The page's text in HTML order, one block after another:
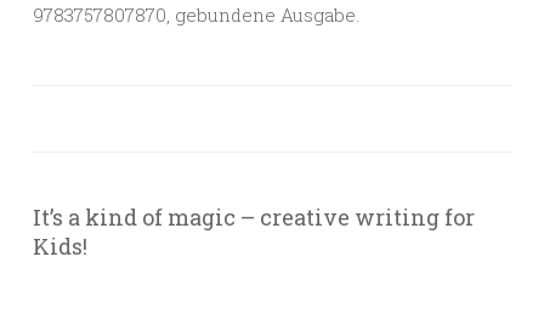
9783757807870, gebundene Ausgabe.
It’s a kind of magic – creative writing for
Kids!